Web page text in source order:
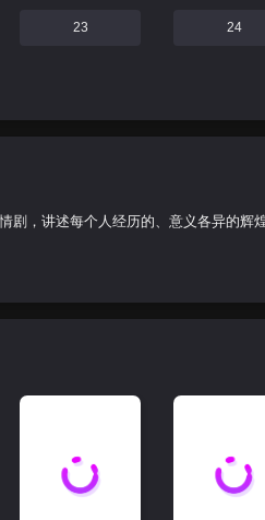
23 24
剧，讲述每个人经历的、意义各异的辉